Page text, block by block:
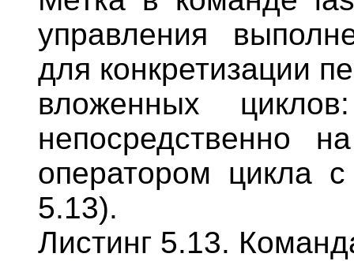
управления
для конкретизации
вложенных
непосредственно
оператором цикла с
5.13).
Листинг 5.13.